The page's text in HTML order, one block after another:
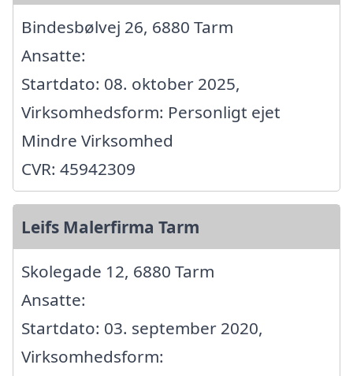
Bindesbølvej 26, 6880 Tarm
Ansatte:
Startdato: 08. oktober 2025,
Virksomhedsform: Personligt ejet
Mindre Virksomhed
CVR: 45942309
Leifs Malerfirma Tarm
Skolegade 12, 6880 Tarm
Ansatte:
Startdato: 03. september 2020,
Virksomhedsform: